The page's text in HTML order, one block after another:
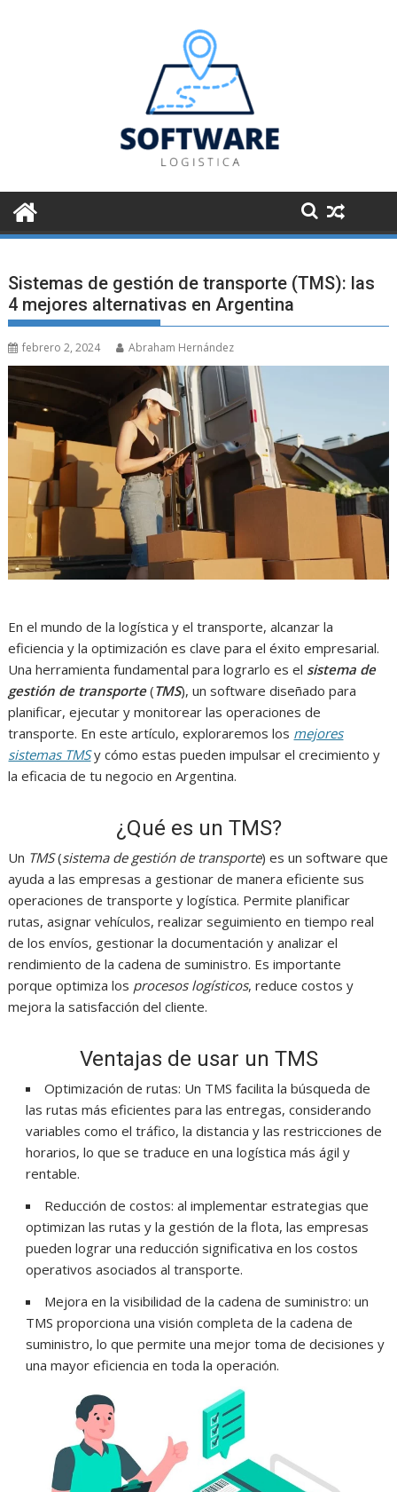
Sistemas de gestión de transporte (TMS): las
4 mejores alternativas en Argentina
febrero 2, 2024 Abraham Hernández
En el mundo de la logística y el transporte, alcanzar la
eficiencia y la optimización es clave para el éxito empresarial.
Una herramienta fundamental para lograrlo es el sistema de
gestión de transporte(TMS), un software diseñado para
planificar, ejecutar y monitorear las operaciones de
transporte. En este artículo, exploraremos los mejores
sistemas TMSy cómo estas pueden impulsar el crecimiento y
la eficacia de tu negocio en Argentina.
¿Qué es un TMS?
Un TMS(sistema de gestión de transporte) es un software que
ayuda a las empresas a gestionar de manera eficiente sus
operaciones de transporte y logística. Permite planificar
rutas, asignar vehículos, realizar seguimiento en tiempo real
de los envíos, gestionar la documentación y analizar el
rendimiento de la cadena de suministro. Es importante
porque optimiza los procesos logísticos, reduce costos y
mejora la satisfacción del cliente.
Ventajas de usar un TMS
Optimización de rutas: Un TMS facilita la búsqueda de
las rutas más eficientes para las entregas, considerando
variables como el tráfico, la distancia y las restricciones de
horarios, lo que se traduce en una logística más ágil y
rentable.
Reducción de costos: al implementar estrategias que
optimizan las rutas y la gestión de la flota, las empresas
pueden lograr una reducción significativa en los costos
operativos asociados al transporte.
Mejora en la visibilidad de la cadena de suministro: un
TMS proporciona una visión completa de la cadena de
suministro, lo que permite una mejor toma de decisiones y
una mayor eficiencia en toda la operación.